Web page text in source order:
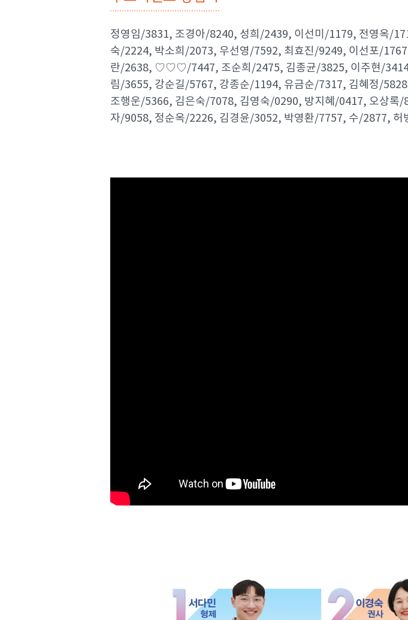
정영임/3831, 조경아/8240, 성희/2439, 이선미/1179, 전영옥/
숙/2224, 박소희/2073, 우선영/7592, 최효진/9249, 이선포/
란/2638, ♡♡♡/7447, 조순희/2475, 김종균/3825, 이주현/
림/3655, 강순길/5767, 강종순/1194, 유금순/7317, 김혜정/
조행운/5366, 김은숙/7078, 김영숙/0290, 방지혜/0417, 오상
자/9058, 정순옥/2226, 김경윤/3052, 박영환/7757, 수/2877, 허